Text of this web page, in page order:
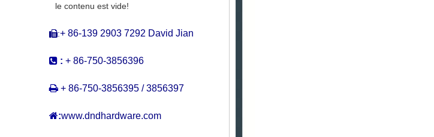
le contenu est vide!
:+ 86-139 2903 7292 David Jian
 : + 86-750-3856396
 + 86-750-3856395 / 3856397
:www.dndhardware.com